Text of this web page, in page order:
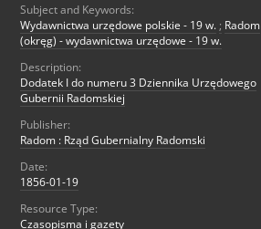
Subject and Keywords:
Wydawnictwa urzędowe polskie - 19 w. ; Radom
(okręg) - wydawnictwa urzędowe - 19 w.
Description:
Dodatek I do numeru 3 Dziennika Urzędowego
Gubernii Radomskiej
Publisher:
Radom : Rząd Gubernialny Radomski
Date:
1856-01-19
Resource Type:
Czasopisma i gazety